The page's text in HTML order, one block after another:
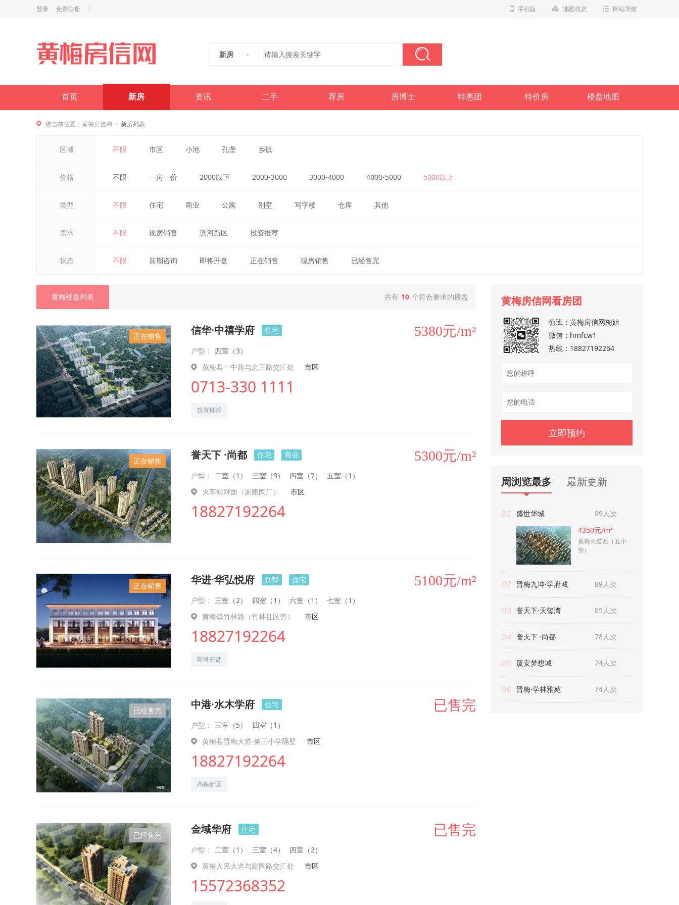
登录 免费注册 手机版 地图找房 网站导航
新房
首页 新房 资讯 二手 荐房 房博士 特惠团 特价房 楼盘地图
您当前位置： 黄梅房信网 > 新房列表
区域 不限 市区 小池 孔垄 乡镇
价格 不限 一房一价 2000以下 2000-3000 3000-4000 4000-5000 5000以上
类型 不限 住宅 商业 公寓 别墅 写字楼 仓库 其他
需求 不限 现房销售 滨河新区 投资推荐
状态 不限 前期咨询 即将开盘 正在销售 现房销售 已经售完
黄梅楼盘列表 共有 10 个符合要求的楼盘
正在销售 信华·中禧学府 住宅
户型：
四室（3）
黄梅县一中路与北三路交汇处
市区
0713-330 1111
投资推荐
5380元/m²
正在销售 誉天下 ·尚都 住宅 商业
户型： 二室（1） 三室（9） 四室（7）
五室（1）
火车站对面（原建陶厂）
市区
18827192264
5300元/m²
正在销售 华进·华弘悦府 别墅 住宅
户型： 三室（2） 四室（1） 六室（1）
七室（1）
黄梅镇竹林路（竹林社区旁）
市区
18827192264
即将开盘
5100元/m²
已经售完 中港·水木学府 住宅
户型： 三室（5）
四室（1）
黄梅县晋梅大道·第三小学隔壁
市区
18827192264
高铁新区
已售完
已经售完 金域华府 住宅
户型： 二室（1） 三室（4）
四室（2）
黄梅人民大道与建陶路交汇处
市区
15572368352
已售完
黄梅房信网看房团
值班： 黄梅房信网梅姐
微信： hmfcw1
热线： 18827192264
周浏览最多 最新更新
01 盛世华城
89人次
4350元/m²
黄梅大道西（五小
旁）
02 晋梅九坤·学府城 89人次
03 誉天下·天玺湾 85人次
04 誉天下 ·尚都 78人次
05 厦安梦想城 74人次
06 晋梅·学林雅苑 74人次